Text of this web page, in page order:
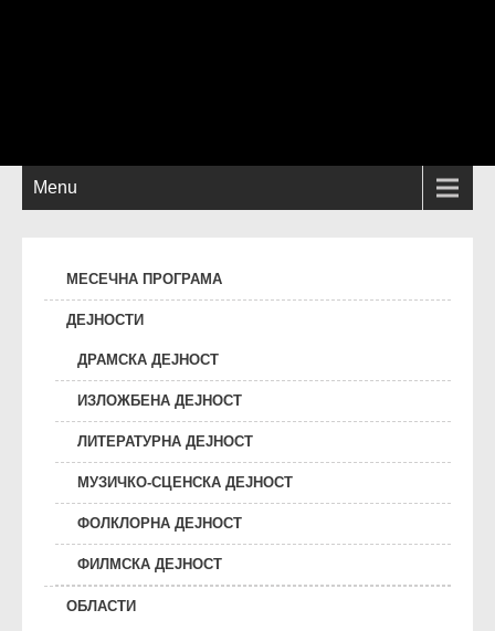
Menu
МЕСЕЧНА ПРОГРАМА
ДЕЈНОСТИ
ДРАМСКА ДЕЈНОСТ
ИЗЛОЖБЕНА ДЕЈНОСТ
ЛИТЕРАТУРНА ДЕЈНОСТ
МУЗИЧКО-СЦЕНСКА ДЕЈНОСТ
ФОЛКЛОРНА ДЕЈНОСТ
ФИЛМСКА ДЕЈНОСТ
ОБЛАСТИ